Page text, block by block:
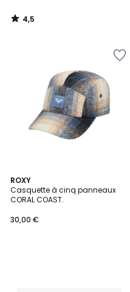
4,5
/
ROXY
Casquette à cinq panneaux
CORAL COAST.
30,00 €